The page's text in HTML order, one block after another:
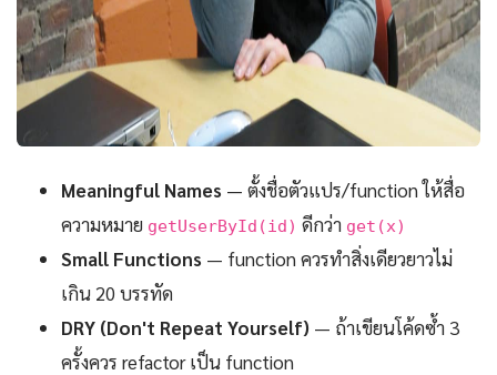
Meaningful Names — ตั้งชื่อตัวแปร/function ให้สื่อ
ความหมาย getUserById(id) ดีกว่า get(x)
Small Functions — function ควรทำสิ่งเดียวยาวไม่
เกิน 20 บรรทัด
DRY (Don't Repeat Yourself) — ถ้าเขียนโค้ดซ้ำ 3
ครั้งควร refactor เป็น function